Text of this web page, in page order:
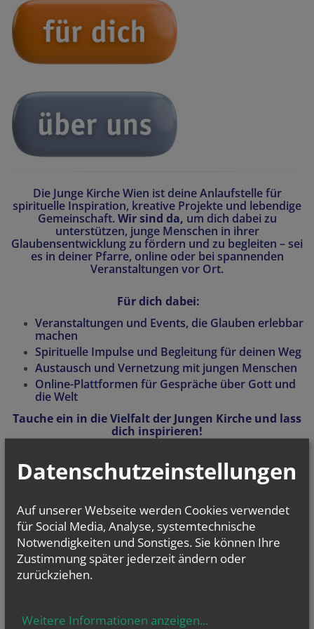
Die Junge Kirche Wien ist deine Anlaufstelle für
spirituelle Inspiration, kreative Projekte und lebendige
Gemeinschaft.Wir sind da, um dich dabei zu
unterstützen, junge Menschen in ihrer
Glaubensentwicklung zu fördern und zu begleiten – sei
es in deiner Pfarre, online oder bei spannenden
Veranstaltungen vor Ort.
Für dich dabei:
Veranstaltungen und Events, die Glauben erlebbar
machen
Spirituelle Impulse und Begleitung für deinen Weg
Austausch und Vernetzung mit jungen Menschen
Online-Plattformen für Gespräche über Gott und
die Welt
Tauche ein in die Vielfalt der Jungen Kirche und lass
dich inspirieren!
Unser Büro am Stephansplatz ist
von 19.07.2025 bis 17.08.2025
geschlossen.
Datenschutzeinstellungen
Auf unserer Webseite werden Cookies verwendet
für Social Media, Analyse, systemtechnische
Notwendigkeiten und Sonstiges. Sie können Ihre
Zustimmung später jederzeit ändern oder
zurückziehen.
Weitere Informationen anzeigen...